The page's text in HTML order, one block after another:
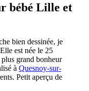
bébé Lille et
bien dessinée, je
est née le 25
grand bonheur
à Quesnoy-sur-
Petit aperçu de